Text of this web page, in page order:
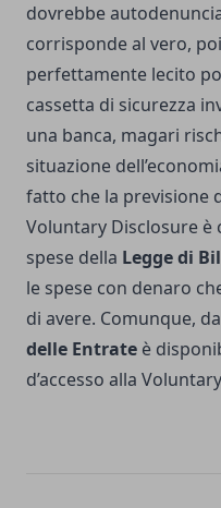
dovrebbe
corrisponde al vero,
perfettamente lecito
cassetta di sicurezza
una banca, magari
situazione
fatto che la previsione
Voluntary Disclosure
spese della Legge di
le spese con denaro
di avere. Comunque,
delle Entrate è
d’accesso alla